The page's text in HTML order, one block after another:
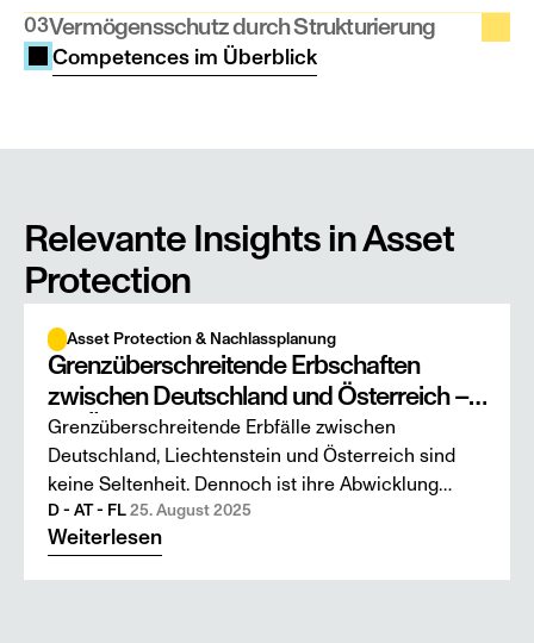
03Vermögensschutz durch Strukturierung
Competences im Überblick
Relevante Insights in Asset
Protection
Asset Protection & Nachlassplanung
Grenzüberschreitende Erbschaften
zwischen Deutschland und Österreich –
Ein Überblick für Erben und Berater
Grenzüberschreitende Erbfälle zwischen
Deutschland, Liechtenstein und Österreich sind
keine Seltenheit. Dennoch ist ihre Abwicklung
häufig komplex. Erben müssen nicht nur zwei
unterschiedliche Steuergesetze beachten, sondern
D - AT - FL 25. August 2025
Weiterlesen